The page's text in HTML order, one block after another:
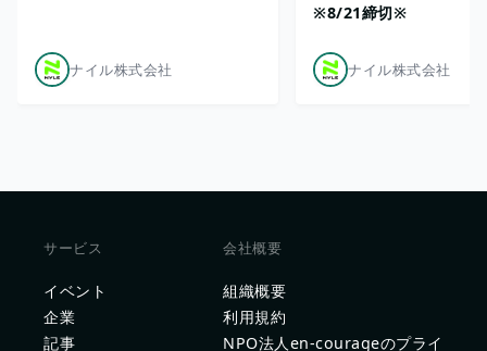
ナイル株式会社
※8/21締切※
ナイル株式会社
サービス
イベント
企業
記事
会社概要
組織概要
利用規約
NPO法人en-courageのプライ